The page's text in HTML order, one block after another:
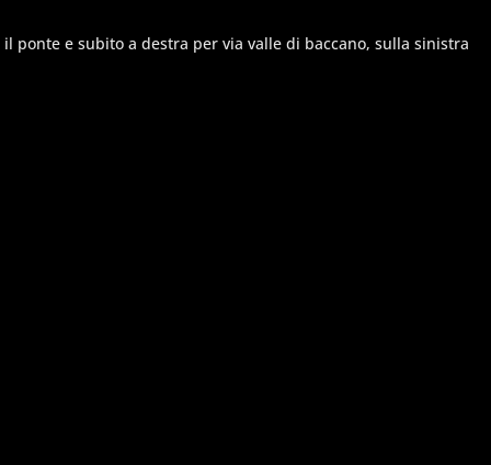
ponte e subito a destra per via valle di baccano, sulla sinistra